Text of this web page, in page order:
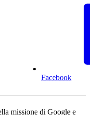
Facebook
missione di Google e